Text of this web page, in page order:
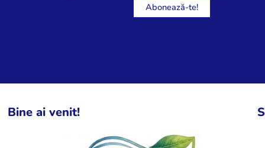
Bine ai venit!